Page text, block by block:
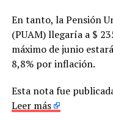
En tanto, la Pensión
(PUAM) llegaría a $
máximo de junio
8,8% por inflación.
Esta nota fue
Leer más